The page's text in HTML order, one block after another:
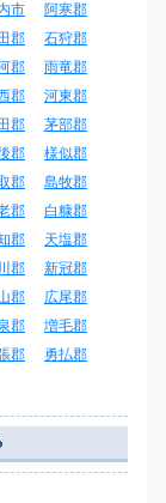
市
阿寒郡
郡
石狩郡
郡
雨竜郡
郡
河東郡
郡
茅部郡
郡
様似郡
郡
島牧郡
郡
白糠郡
郡
天塩郡
郡
新冠郡
郡
広尾郡
郡
増毛郡
郡
勇払郡